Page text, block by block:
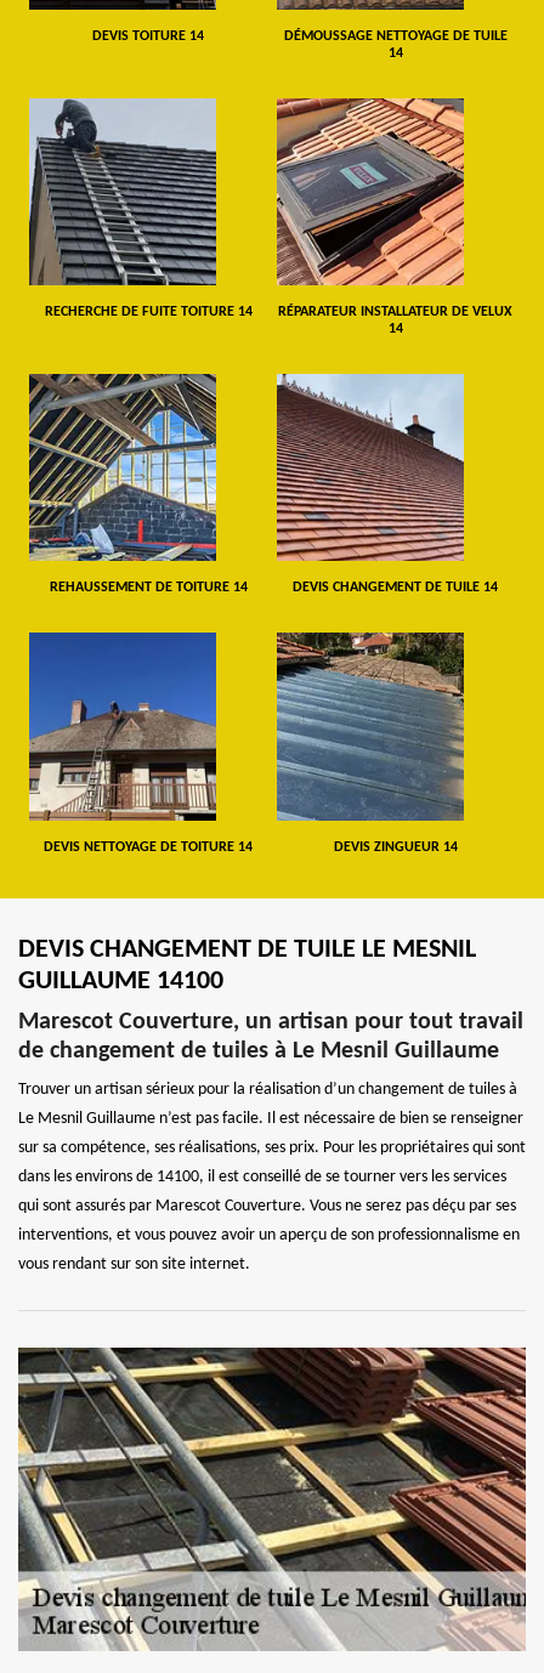
DEVIS TOITURE 14
DÉMOUSSAGE NETTOYAGE DE TUILE
14
RECHERCHE DE FUITE TOITURE 14
RÉPARATEUR INSTALLATEUR DE VELUX
14
REHAUSSEMENT DE TOITURE 14 DEVIS CHANGEMENT DE TUILE 14
DEVIS NETTOYAGE DE TOITURE 14 DEVIS ZINGUEUR 14
DEVIS CHANGEMENT DE TUILE LE MESNIL
GUILLAUME 14100
Marescot Couverture, un artisan pour tout travail
de changement de tuiles à Le Mesnil Guillaume
Trouver un artisan sérieux pour la réalisation d’un changement de tuiles à
Le Mesnil Guillaume n’est pas facile. Il est nécessaire de bien se renseigner
sur sa compétence, ses réalisations, ses prix. Pour les propriétaires qui sont
dans les environs de 14100, il est conseillé de se tourner vers les services
qui sont assurés par Marescot Couverture. Vous ne serez pas déçu par ses
interventions, et vous pouvez avoir un aperçu de son professionnalisme en
vous rendant sur son site internet.